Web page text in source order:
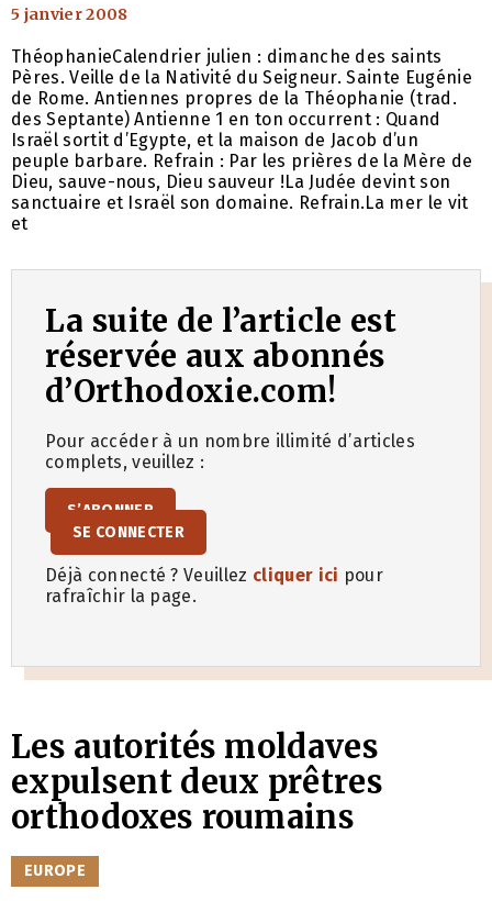
5 janvier 2008
ThéophanieCalendrier julien : dimanche des saints
Pères. Veille de la Nativité du Seigneur. Sainte Eugénie
de Rome. Antiennes propres de la Théophanie (trad.
des Septante) Antienne 1 en ton occurrent : Quand
Israël sortit d’Egypte, et la maison de Jacob d’un
peuple barbare. Refrain : Par les prières de la Mère de
Dieu, sauve-nous, Dieu sauveur !La Judée devint son
sanctuaire et Israël son domaine. Refrain.La mer le vit
et
La suite de l’article est
réservée aux abonnés
d’Orthodoxie.com!
Pour accéder à un nombre illimité d’articles
complets, veuillez :
S’ABONNER
SE CONNECTER
Déjà connecté ? Veuillez cliquer ici pour
rafraîchir la page.
Les autorités moldaves
expulsent deux prêtres
orthodoxes roumains
CATÉGORIES
EUROPE